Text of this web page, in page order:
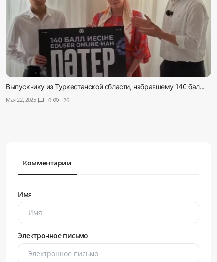
Выпускнику из Туркестанской области, набравшему 140 бал...
Мая 22, 2025 chat_bubble 0 visibility 26
Комментарии
Имя
Электронное письмо